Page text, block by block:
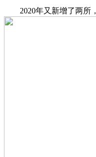
2020年又新增了两所，